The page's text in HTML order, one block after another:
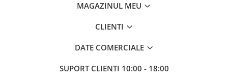
Masini de fum si ceata
MAGAZINUL MEU
CLIENTI
DATE COMERCIALE
SUPORT CLIENTI 10:00 - 18:00